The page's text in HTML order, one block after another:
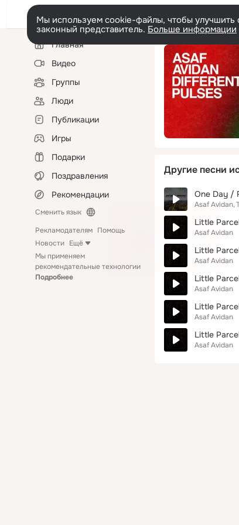
Мы используем cookie-файлы, чтобы улучшить
законный представитель. Больше информации
Левая
колонкаГлавная
Видео
Группы
Люди
Публикации
Игры
Подарки
Поздравления
Рекомендации
Сменить язык
Рекламодателям Помощь
Новости Ещё
Мы применяем
рекомендательные технологии
Подробнее
Другие песни
One Day /
Asaf Avidan
Little
Asaf Avidan
Little
Asaf Avidan
Little
Asaf Avidan
Little
Asaf Avidan
Little
Asaf Avidan